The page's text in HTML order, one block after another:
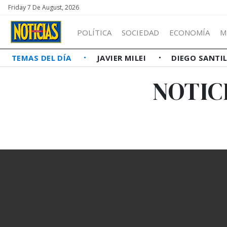
Friday 7 De August, 2026
POLÍTICA SOCIEDAD ECONOMÍA
TEMAS DEL DÍA JAVIER MILEI DIEGO